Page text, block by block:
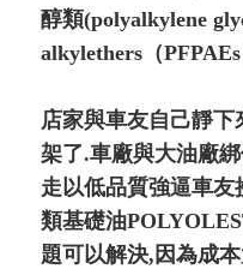
醇類(polyalkylene
alkylethers（
店家與車友自己靜
架了.車廠與大油廠
走以低品質強逼車
類基礎油
題可以解決,因為成